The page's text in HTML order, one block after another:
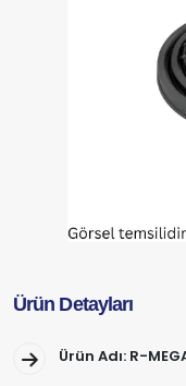
Ürün Detayları
Ürün Adı: R-